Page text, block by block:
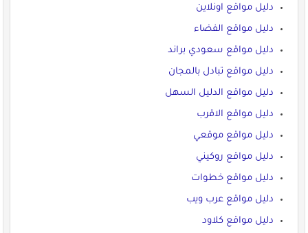
دليل مواقع اونلاين
دليل مواقع الفضاء
دليل مواقع سعودي براند
دليل مواقع تبادل بالمجان
دليل مواقع الدليل السهل
دليل مواقع الاقرب
دليل مواقع موقعي
دليل مواقع روكيني
دليل مواقع خطوات
دليل مواقع عرب ويب
دليل مواقع كلاود